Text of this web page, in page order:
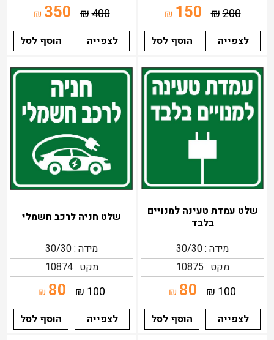
200
₪
150
₪
לצפייה
הוסף לסל
400
₪
350
₪
לצפייה
הוסף לסל
שלט עמדת טעינה למנויים
בלבד
מידה : 30/30
מקט : 10875
100
₪
80
₪
לצפייה
הוסף לסל
שלט חניה לרכב חשמלי
מידה : 30/30
מקט : 10874
100
₪
80
₪
לצפייה
הוסף לסל